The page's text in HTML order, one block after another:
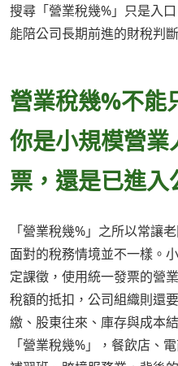
搜尋「營業稅幾%」只是入
能陪公司長期前進的財稅判
營業稅幾%不能
你是小規模營
票，還是已進
「營業稅幾%」之所以常讓
面對的稅務情境並不一樣。
定課徵，使用統一發票的營
稅額的抵扣，公司組織則還
繳、股東往來、庫存與成本
「營業稅幾%」，餐飲店、